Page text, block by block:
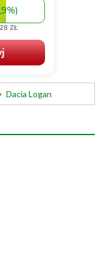
Dacia Logan